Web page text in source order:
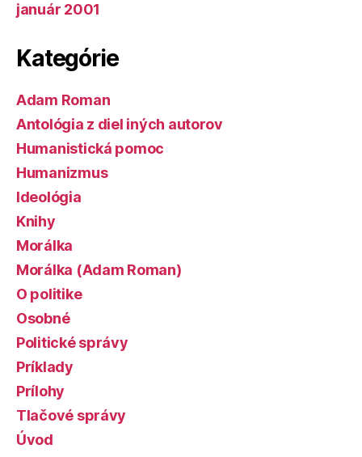
január 2001
Kategórie
Adam Roman
Antológia z diel iných autorov
Humanistická pomoc
Humanizmus
Ideológia
Knihy
Morálka
Morálka (Adam Roman)
O politike
Osobné
Politické správy
Príklady
Prílohy
Tlačové správy
Úvod